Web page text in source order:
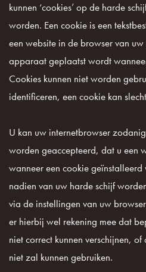
kunnen ‘cookies’ op de harde
worden. Een cookie is een
een website in de browser van
apparaat geplaatst wordt
Cookies kunnen niet worden
identificeren, een cookie kan
U kan uw internetbrowser
worden geaccepteerd, dat u een
wanneer een cookie
nadien van uw harde schijf
via de instellingen van uw
er hierbij wel rekening mee dat
niet correct kunnen verschijnen,
niet zal kunnen gebruiken.